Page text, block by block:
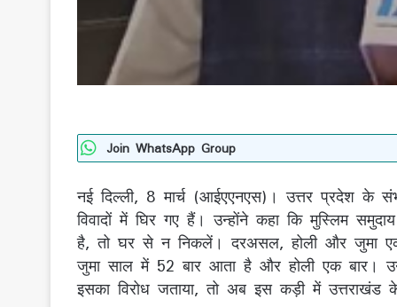
Join WhatsApp Group
नई दिल्ली, 8 मार्च (आईएएनएस)। उत्तर प्रदेश
विवादों में घिर गए हैं। उन्होंने कहा कि मुस्लिम
है, तो घर से न निकलें। दरअसल, होली और जुमा
जुमा साल में 52 बार आता है और होली एक बार।
इसका विरोध जताया, तो अब इस कड़ी में